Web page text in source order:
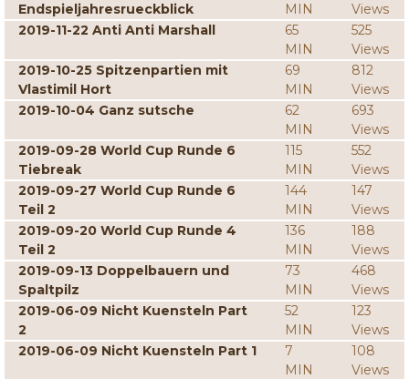
Endspieljahresrueckblick
MIN
Views
2019-11-22 Anti Anti Marshall
65
MIN
525
Views
2019-10-25 Spitzenpartien mit
Vlastimil Hort
69
MIN
812
Views
2019-10-04 Ganz sutsche
62
MIN
693
Views
2019-09-28 World Cup Runde 6
Tiebreak
115
MIN
552
Views
2019-09-27 World Cup Runde 6
Teil 2
144
MIN
147
Views
2019-09-20 World Cup Runde 4
Teil 2
136
MIN
188
Views
2019-09-13 Doppelbauern und
Spaltpilz
73
MIN
468
Views
2019-06-09 Nicht Kuensteln Part
2
52
MIN
123
Views
2019-06-09 Nicht Kuensteln Part 1
7
MIN
108
Views